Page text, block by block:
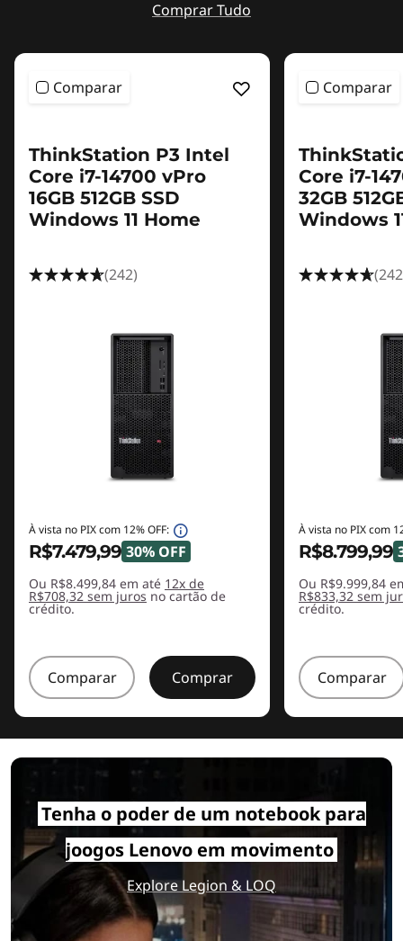
Comprar Tudo
Comparar
ThinkStation P3 Intel
Core i7-14700 vPro
16GB 512GB SSD
Windows 11 Home
(242)
À vista no PIX com 12% OFF:
R$7.479,99 30% OFF
Ou R$8.499,84 em até 12x de
R$708,32 sem juros no cartão de
crédito.
Comparar Comprar
Comparar
Core i7-
32GB
Windows
À vista no PIX com
R$8.799,99
Ou R$9.999,84
R$833,32 sem
crédito.
Comparar
Tenha o poder de um notebook para
joogos Lenovo em movimento
Explore Legion & LOQ